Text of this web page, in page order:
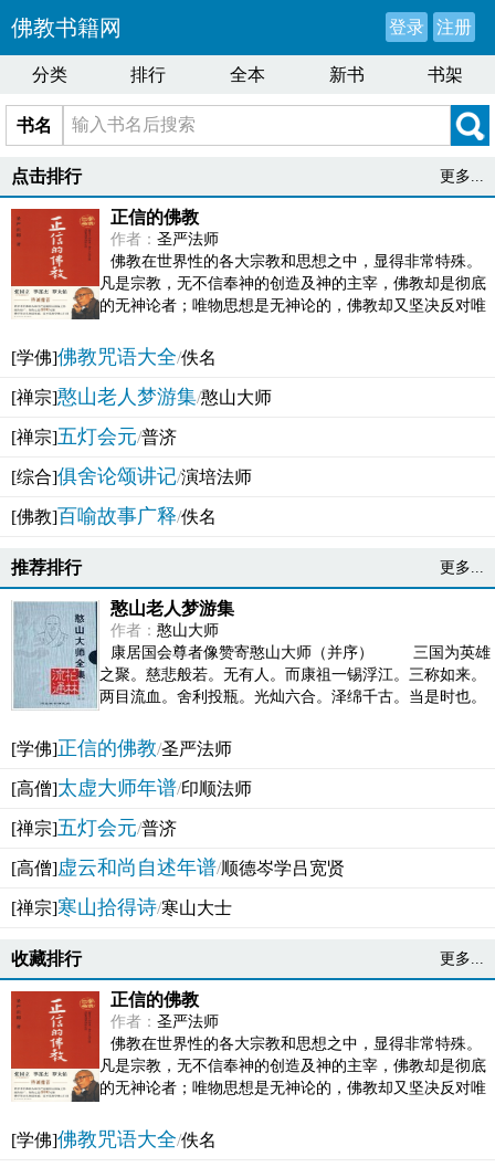
佛教书籍网 登录 注册
分类 排行 全本 新书 书架
书名
点击排行 更多...
正信的佛教
作者： 圣严法师
佛教在世界性的各大宗教和思想之中，显得非常特殊。
凡是宗教，无不信奉神的创造及神的主宰，佛教却是彻底
的无神论者；唯物思想是无神论的，佛教却又坚决反对唯
[学佛]佛教咒语大全/佚名
[禅宗]憨山老人梦游集/憨山大师
[禅宗]五灯会元/普济
[综合]俱舍论颂讲记/演培法师
[佛教]百喻故事广释/佚名
推荐排行 更多...
憨山老人梦游集
作者： 憨山大师
康居国会尊者像赞寄憨山大师（并序） 三国为英雄
之聚。慈悲般若。无有人。而康祖一锡浮江。三称如来。
两目流血。舍利投瓶。光灿六合。泽绵千古。当是时也。
[学佛]正信的佛教/圣严法师
[高僧]太虚大师年谱/印顺法师
[禅宗]五灯会元/普济
[高僧]虚云和尚自述年谱/顺德岑学吕宽贤
[禅宗]寒山拾得诗/寒山大士
收藏排行 更多...
正信的佛教
作者： 圣严法师
佛教在世界性的各大宗教和思想之中，显得非常特殊。
凡是宗教，无不信奉神的创造及神的主宰，佛教却是彻底
的无神论者；唯物思想是无神论的，佛教却又坚决反对唯
[学佛]佛教咒语大全/佚名